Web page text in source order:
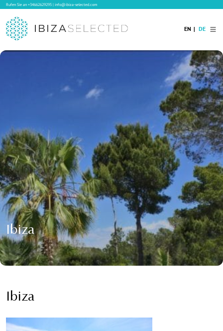
Rufen Sie an+34662629295|info@ibiza-selected.com
Verkauf
Blog
Services
Kontakt
EN DE
Ibiza
Ibiza